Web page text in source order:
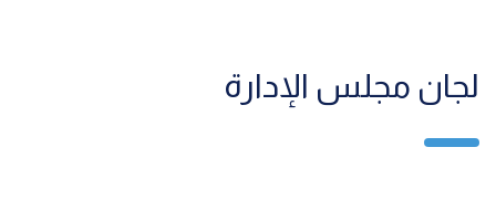
لجان مجلس الإدارة